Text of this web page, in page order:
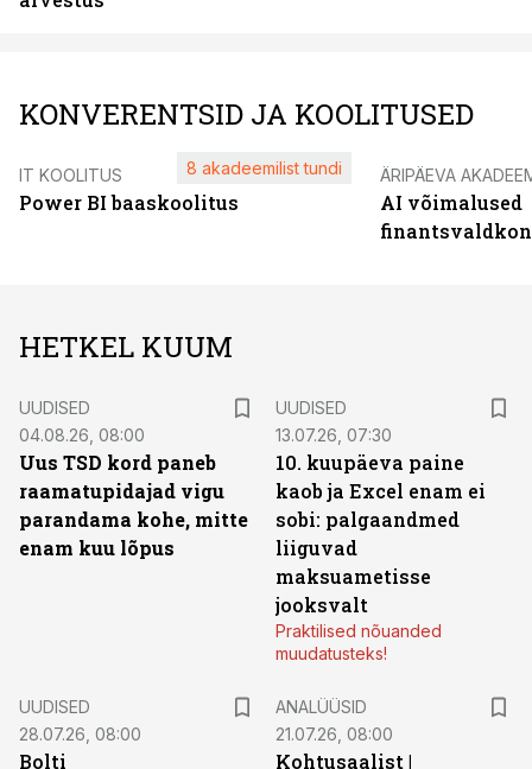
KONVERENTSID JA KOOLITUSED
IT KOOLITUS
Power BI baaskoolitus
8 akadeemilist tundi ÄRIPÄEVA
AI võimalused
HETKEL KUUM
UUDISED
04.08.26, 08:00
Uus TSD kord paneb
raamatupidajad vigu
parandama kohe, mitte
enam kuu lõpus
UUDISED
13.07.26, 07:30
10. kuupäeva paine
kaob ja Excel enam ei
sobi: palgaandmed
liiguvad
maksuametisse
jooksvalt
Praktilised nõuanded
muudatusteks!
UUDISED
28.07.26, 08:00
Bolti
ANALÜÜSID
21.07.26, 08:00
Kohtusaalist |